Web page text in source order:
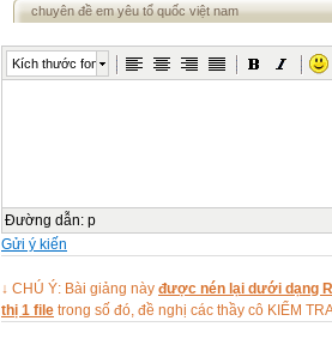
chuyên đề em yêu tổ quốc việt nam
Kích thước font
Đường dẫn: p
Gửi ý kiến
↓ CHÚ Ý: Bài giảng này được nén lại dưới dạng
thị 1 file trong số đó, đề nghị các thầy cô KIỂM